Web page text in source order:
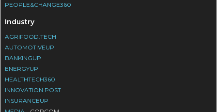
PEOPLE&CHANGE360
Industry
AGRIFOOD.TECH
AUTOMOTIVEUP
BANKINGUP
ENERGYUP
HEALTHTECH360
INNOVATION POST
INSURANCEUP